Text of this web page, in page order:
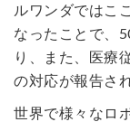
ルワンダではこ
なったことで、
り、また、医療
の対応が報告さ
世界で様々なロ